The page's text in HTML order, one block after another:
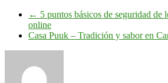
← 5 puntos básicos de seguridad de
online
Casa Puuk – Tradición y sabor en